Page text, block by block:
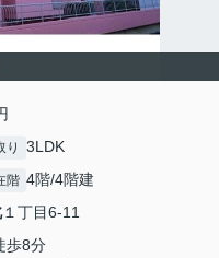
り 3LDK
階 4階/4階建
１丁目6-11
歩8分